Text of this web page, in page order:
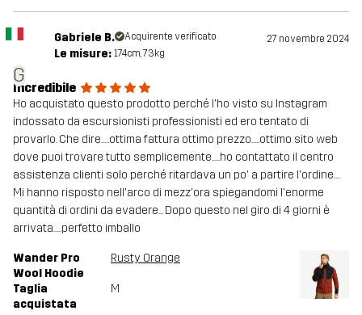
G
Gabriele B. Acquirente verificato 27 novembre 2024
Le misure: 174cm, 73kg
Incredibile
Ho acquistato questo prodotto perché l'ho visto su Instagram
indossato da escursionisti professionisti ed ero tentato di
provarlo. Che dire.....ottima fattura ottimo prezzo.....ottimo sito web
dove puoi trovare tutto semplicemente.....ho contattato il centro
assistenza clienti solo perché ritardava un po' a partire l'ordine....
Mi hanno risposto nell'arco di mezz'ora spiegandomi l'enorme
quantità di ordini da evadere... Dopo questo nel giro di 4 giorni è
arrivata.....perfetto imballo
Wander Pro
Wool Hoodie
Rusty Orange
Taglia
acquistata
M